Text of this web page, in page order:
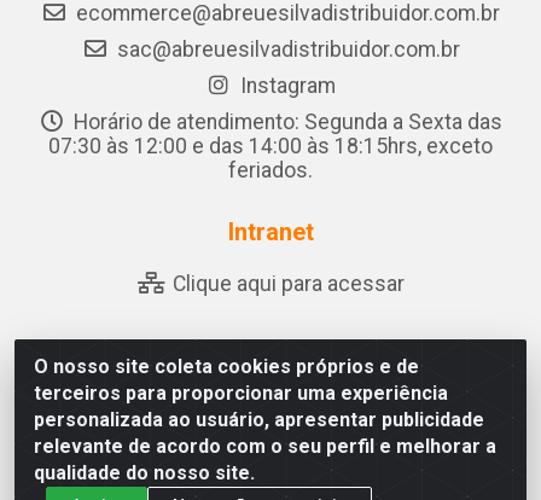
O nosso site coleta cookies próprios e de
terceiros para proporcionar uma experiência
personalizada ao usuário, apresentar publicidade
relevante de acordo com o seu perfil e melhorar a
qualidade do nosso site.
ecommerce@abreuesilvadistribuidor.com.br
sac@abreuesilvadistribuidor.com.br
Instagram
Horário de atendimento: Segunda a Sexta das
07:30 às 12:00 e das 14:00 às 18:15hrs, exceto
feriados.
Intranet
Clique aqui para acessar
Abreu & Silva - Rua Padre Jose de Souza Leite, 265 - Ariado,
Olho D'Água das Flores/AL - CEP 57.442-000 - CNPJ
04.790.656/0001-06